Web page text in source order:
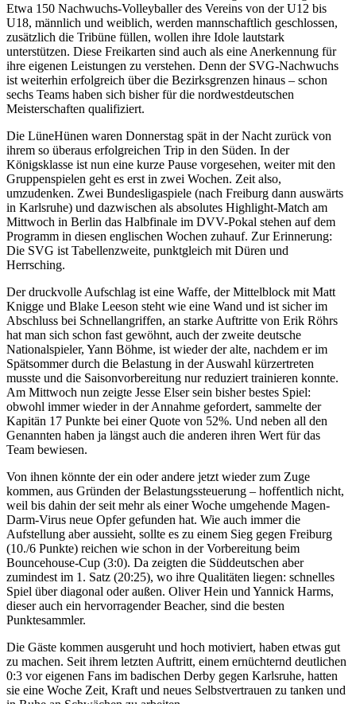
Etwa 150 Nachwuchs-Volleyballer des Vereins von der U12 bis
U18, männlich und weiblich, werden mannschaftlich geschlossen,
zusätzlich die Tribüne füllen, wollen ihre Idole lautstark
unterstützen. Diese Freikarten sind auch als eine Anerkennung für
ihre eigenen Leistungen zu verstehen. Denn der SVG-Nachwuchs
ist weiterhin erfolgreich über die Bezirksgrenzen hinaus – schon
sechs Teams haben sich bisher für die nordwestdeutschen
Meisterschaften qualifiziert.
Die LüneHünen waren Donnerstag spät in der Nacht zurück von
ihrem so überaus erfolgreichen Trip in den Süden. In der
Königsklasse ist nun eine kurze Pause vorgesehen, weiter mit den
Gruppenspielen geht es erst in zwei Wochen. Zeit also,
umzudenken. Zwei Bundesligaspiele (nach Freiburg dann auswärts
in Karlsruhe) und dazwischen als absolutes Highlight-Match am
Mittwoch in Berlin das Halbfinale im DVV-Pokal stehen auf dem
Programm in diesen englischen Wochen zuhauf. Zur Erinnerung:
Die SVG ist Tabellenzweite, punktgleich mit Düren und
Herrsching.
Der druckvolle Aufschlag ist eine Waffe, der Mittelblock mit Matt
Knigge und Blake Leeson steht wie eine Wand und ist sicher im
Abschluss bei Schnellangriffen, an starke Auftritte von Erik Röhrs
hat man sich schon fast gewöhnt, auch der zweite deutsche
Nationalspieler, Yann Böhme, ist wieder der alte, nachdem er im
Spätsommer durch die Belastung in der Auswahl kürzertreten
musste und die Saisonvorbereitung nur reduziert trainieren konnte.
Am Mittwoch nun zeigte Jesse Elser sein bisher bestes Spiel:
obwohl immer wieder in der Annahme gefordert, sammelte der
Kapitän 17 Punkte bei einer Quote von 52%. Und neben all den
Genannten haben ja längst auch die anderen ihren Wert für das
Team bewiesen.
Von ihnen könnte der ein oder andere jetzt wieder zum Zuge
kommen, aus Gründen der Belastungssteuerung – hoffentlich nicht,
weil bis dahin der seit mehr als einer Woche umgehende Magen-
Darm-Virus neue Opfer gefunden hat. Wie auch immer die
Aufstellung aber aussieht, sollte es zu einem Sieg gegen Freiburg
(10./6 Punkte) reichen wie schon in der Vorbereitung beim
Bouncehouse-Cup (3:0). Da zeigten die Süddeutschen aber
zumindest im 1. Satz (20:25), wo ihre Qualitäten liegen: schnelles
Spiel über diagonal oder außen. Oliver Hein und Yannick Harms,
dieser auch ein hervorragender Beacher, sind die besten
Punktesammler.
Die Gäste kommen ausgeruht und hoch motiviert, haben etwas gut
zu machen. Seit ihrem letzten Auftritt, einem ernüchternd deutlichen
0:3 vor eigenen Fans im badischen Derby gegen Karlsruhe, hatten
sie eine Woche Zeit, Kraft und neues Selbstvertrauen zu tanken und